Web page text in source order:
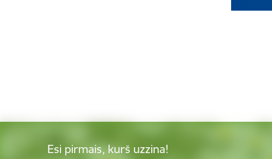
Esi pirmais, kurš uzzina!